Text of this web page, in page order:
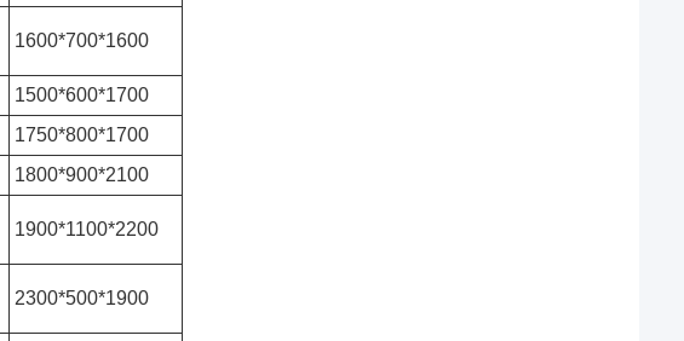
1600*700*1600
1500*600*1700
1750*800*1700
1800*900*2100
1900*1100*2200
2300*500*1900